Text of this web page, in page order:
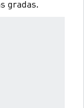
gradas.